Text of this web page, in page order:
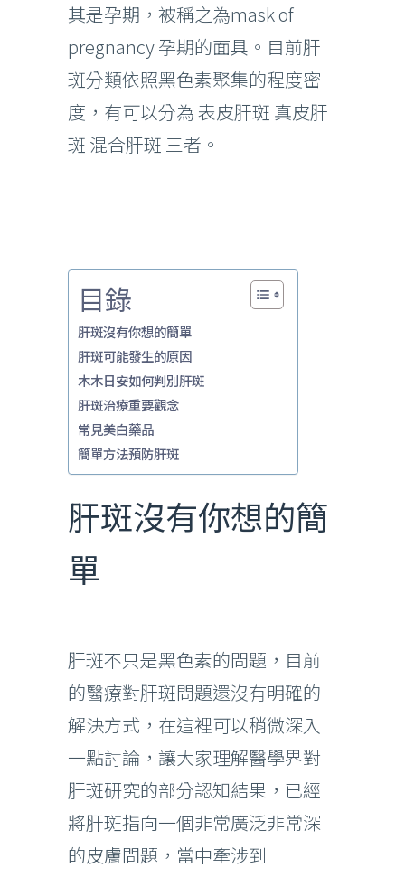
其是孕期，被稱之為mask of
pregnancy 孕期的面具。目前肝
斑分類依照黑色素聚集的程度密
度，有可以分為 表皮肝斑 真皮肝
斑 混合肝斑 三者。
目錄
肝斑沒有你想的簡單
肝斑可能發生的原因
木木日安如何判別肝斑
肝斑治療重要觀念
常見美白藥品
簡單方法預防肝斑
肝斑沒有你想的簡
單
肝斑不只是黑色素的問題，目前
的醫療對肝斑問題還沒有明確的
解決方式，在這裡可以稍微深入
一點討論，讓大家理解醫學界對
肝斑研究的部分認知結果，已經
將肝斑指向一個非常廣泛非常深
的皮膚問題，當中牽涉到